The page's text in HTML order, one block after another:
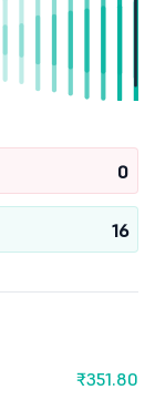
0
16
₹351.80